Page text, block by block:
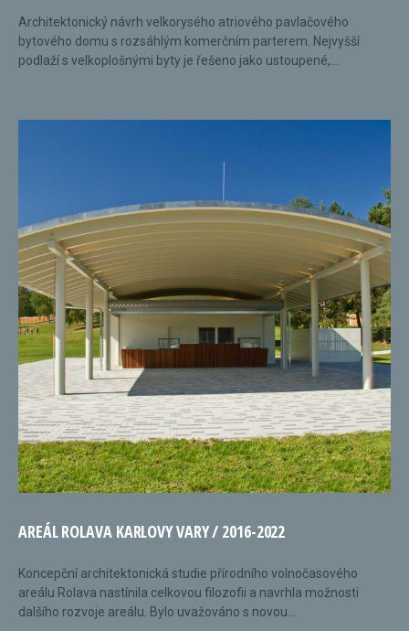
Architektonický návrh velkorysého atriového pavlačového
bytového domu s rozsáhlým komerčním parterem. Nejvyšší
podlaží s velkoplošnými byty je řešeno jako ustoupené,...
AREÁL ROLAVA KARLOVY VARY / 2016-2022
Koncepční architektonická studie přírodního volnočasového
areálu Rolava nastínila celkovou filozofii a navrhla možnosti
dalšího rozvoje areálu. Bylo uvažováno s novou...